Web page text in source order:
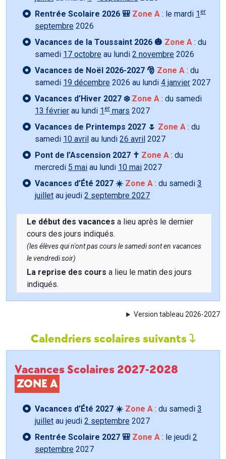
Rentrée Scolaire 2026 🎒 Zone A : le mardi 1 er
septembre 2026
Vacances de la Toussaint 2026 🎃 Zone A : du
samedi 17 octobre au lundi 2 novembre 2026
Vacances de Noël 2026-2027 🎅 Zone A : du
samedi 19 décembre 2026 au lundi 4 janvier 2027
Vacances d’Hiver 2027 ❄️ Zone A : du samedi
13 février au lundi 1 er mars 2027
Vacances de Printemps 2027 🌷 Zone A : du
samedi 10 avril au lundi 26 avril 2027
Pont de l’Ascension 2027 ✝️ Zone A : du
mercredi 5 mai au lundi 10 mai 2027
Vacances d’Été 2027 ☀️ Zone A : du samedi 3
juillet au jeudi 2 septembre 2027
Le début des vacances a lieu après le dernier
cours des jours indiqués.
(les élèves qui n'ont pas cours le samedi sont en vacances
le vendredi soir)
La reprise des cours a lieu le matin des jours
indiqués.
Version tableau 2026-2027
Calendriers scolaires suivants
Vacances Scolaires 2027-2028
ZONE A
Vacances d’Été 2027 ☀️ Zone A : du samedi 3
juillet au jeudi 2 septembre 2027
Rentrée Scolaire 2027 🎒 Zone A : le jeudi 2
septembre 2027